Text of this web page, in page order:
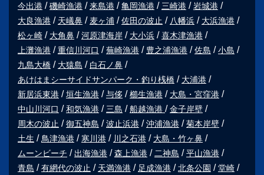
今出港
磯崎漁港 来島港 亀岡漁港 三崎港
岩城港
大良漁港
天嶬鼻 麦ヶ浦 佐田の波止 八幡浜
大浜漁港
松ヶ崎
大角鼻 河原津海岸 大小浜
喜木津漁港
上灘漁港
重信川河口 蕪崎漁港 豊之浦漁港 佐島
小島
九島大橋
大猿島
白石ノ鼻
あけはまシーサイドサンパーク・釣り桟橋
大浦港
新居浜東港
垣生漁港 与侈 櫛生漁港
大島・宮窪港
中山川河口
和気漁港 三島 船越漁港
金子岸壁
周木の波止
御五神島 波止浜港 沖浦漁港
菊本岸壁
土生
鳥津漁港 寒川港 川之石港
大島・竹ヶ鼻
ムーンビーチ
出海漁港 森上漁港 二神島
平山漁港
青島
有網代の波止 天満漁港 足成漁港 北条公園 堂崎